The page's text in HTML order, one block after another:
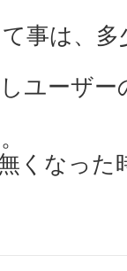
事は、
ユーザー
くなった